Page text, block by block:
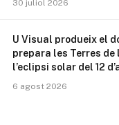
30 juliol 2026
U Visual produeix el
prepara les Terres de
l’eclipsi solar del 12
6 agost 2026